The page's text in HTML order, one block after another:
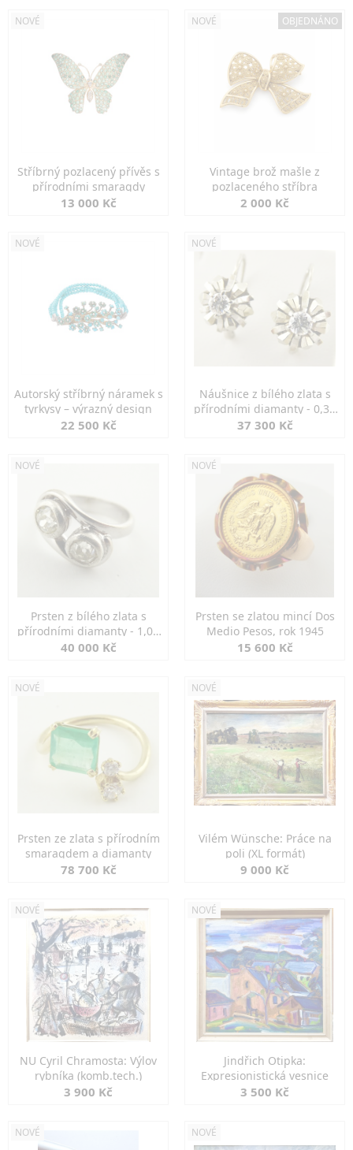
NOVÉ
Stříbrný pozlacený přívěs s
přírodními smaragdy
13 000 Kč
NOVÉ OBJEDNÁNO
Vintage brož mašle z
pozlaceného stříbra
2 000 Kč
NOVÉ
Autorský stříbrný náramek s
tyrkysy – výrazný design
22 500 Kč
NOVÉ
Náušnice z bílého zlata s
přírodními diamanty - 0,30
ct
37 300 Kč
NOVÉ
Prsten z bílého zlata s
přírodními diamanty - 1,00
ct
40 000 Kč
NOVÉ
Prsten se zlatou mincí Dos
Medio Pesos, rok 1945
15 600 Kč
NOVÉ
Prsten ze zlata s přírodním
smaragdem a diamanty
78 700 Kč
NOVÉ
Vilém Wünsche: Práce na
poli (XL formát)
9 000 Kč
NOVÉ
NU Cyril Chramosta: Výlov
rybníka (komb.tech.)
3 900 Kč
NOVÉ
Jindřich Otipka:
Expresionistická vesnice
3 500 Kč
NOVÉ NOVÉ